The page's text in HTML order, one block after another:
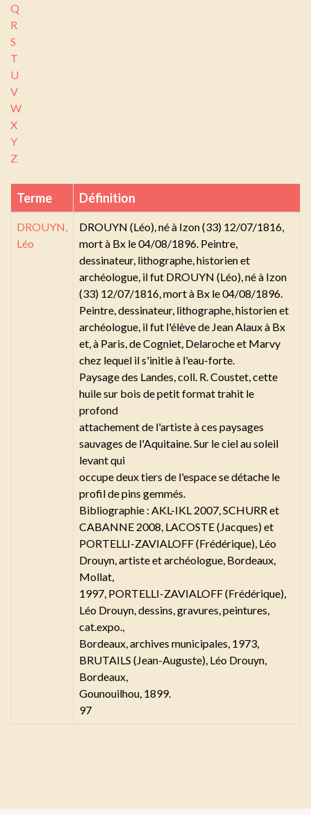
Q
R
S
T
U
V
W
X
Y
Z
Terme Définition
DROUYN,
Léo
DROUYN (Léo), né à Izon (33) 12/07/1816,
mort à Bx le 04/08/1896. Peintre,
dessinateur, lithographe, historien et
archéologue, il fut DROUYN (Léo), né à Izon
(33) 12/07/1816, mort à Bx le 04/08/1896.
Peintre, dessinateur, lithographe, historien et
archéologue, il fut l'élève de Jean Alaux à Bx
et, à Paris, de Cogniet, Delaroche et Marvy
chez lequel il s'initie à l'eau-forte.
Paysage des Landes, coll. R. Coustet, cette
huile sur bois de petit format trahit le
profond
attachement de l'artiste à ces paysages
sauvages de l'Aquitaine. Sur le ciel au soleil
levant qui
occupe deux tiers de l'espace se détache le
profil de pins gemmés.
Bibliographie : AKL-IKL 2007, SCHURR et
CABANNE 2008, LACOSTE (Jacques) et
PORTELLI-ZAVIALOFF (Frédérique), Léo
Drouyn, artiste et archéologue, Bordeaux,
Mollat,
1997, PORTELLI-ZAVIALOFF (Frédérique),
Léo Drouyn, dessins, gravures, peintures,
cat.expo.,
Bordeaux, archives municipales, 1973,
BRUTAILS (Jean-Auguste), Léo Drouyn,
Bordeaux,
Gounouilhou, 1899.
97